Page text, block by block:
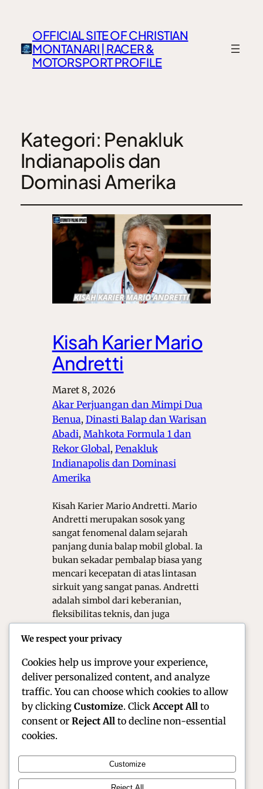
OFFICIAL SITE OF CHRISTIAN
MONTANARI | RACER &
MOTORSPORT PROFILE
Kategori: Penakluk
Indianapolis dan
Dominasi Amerika
Kisah Karier Mario
Andretti
Maret 8, 2026
Akar Perjuangan dan Mimpi Dua
Benua, Dinasti Balap dan Warisan
Abadi, Mahkota Formula 1 dan
Rekor Global, Penakluk
Indianapolis dan Dominasi
Amerika
Kisah Karier Mario Andretti. Mario
Andretti merupakan sosok yang
sangat fenomenal dalam sejarah
panjang dunia balap mobil global. Ia
bukan sekadar pembalap biasa yang
mencari kecepatan di atas lintasan
sirkuit yang sangat panas. Andretti
adalah simbol dari keberanian,
fleksibilitas teknis, dan juga
sangat luar biasa. Lahir di Italia
We respect your privacy
Cookies help us improve your experience,
deliver personalized content, and analyze
traffic. You can choose which cookies to allow
by clicking Customize. Click Accept All to
consent or Reject All to decline non-essential
cookies.
Customize